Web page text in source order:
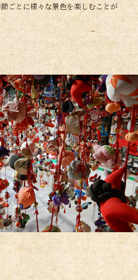
ごとに様々な景色を楽しむことが